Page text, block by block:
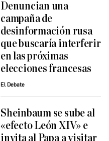
Denuncian una
campaña de
desinformación rusa
que buscaría interferir
en las próximas
elecciones francesas
El Debate
Sheinbaum se sube al
«efecto León XIV» e
invita al Papa a visitar